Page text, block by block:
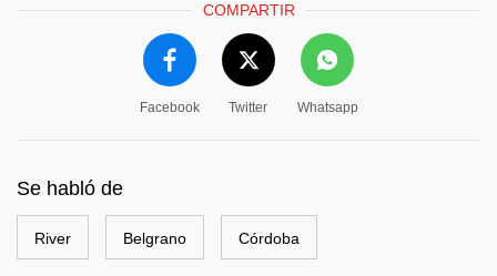
COMPARTIR
Facebook Twitter Whatsapp
Se habló de
River Belgrano Córdoba